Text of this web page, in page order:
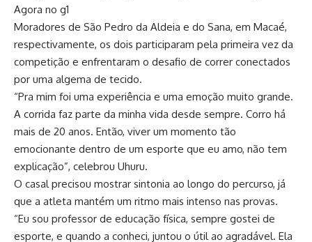
Agora no g1
Moradores de São Pedro da Aldeia e do Sana, em Macaé,
respectivamente, os dois participaram pela primeira vez da
competição e enfrentaram o desafio de correr conectados
por uma algema de tecido.
“Pra mim foi uma experiência e uma emoção muito grande.
A corrida faz parte da minha vida desde sempre. Corro há
mais de 20 anos. Então, viver um momento tão
emocionante dentro de um esporte que eu amo, não tem
explicação”, celebrou Uhuru.
O casal precisou mostrar sintonia ao longo do percurso, já
que a atleta mantém um ritmo mais intenso nas provas.
“Eu sou professor de educação física, sempre gostei de
esporte, e quando a conheci, juntou o útil ao agradável. Ela